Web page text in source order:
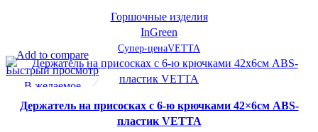
Горшочные изделия
InGreen
Супер-ценаVETTA
Add to compare
Быстрый просмотр
В желаемое
Держатель на присосках с 6-ю крючками 42×6см ABS-
пластик VETTA